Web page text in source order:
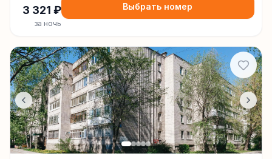
3 321 ₽
за ночь
Выбрать номер